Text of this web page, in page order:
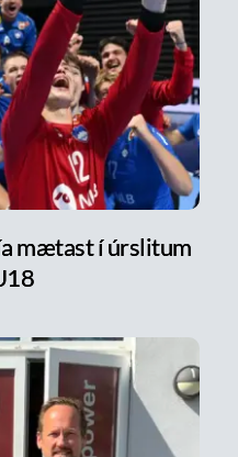
mætast í úrslitum